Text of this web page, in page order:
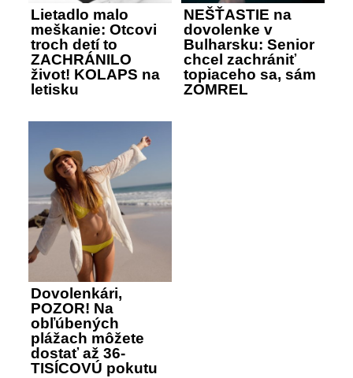
Lietadlo malo
meškanie: Otcovi
troch detí to
ZACHRÁNILO
život! KOLAPS na
letisku
NEŠŤASTIE na
dovolenke v
Bulharsku: Senior
chcel zachrániť
topiaceho sa, sám
ZOMREL
Dovolenkári,
POZOR! Na
obľúbených
plážach môžete
dostať až 36-
TISÍCOVÚ pokutu